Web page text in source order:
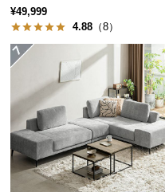
サ
ー
ビ
い
て
搬
グ 天然木フレーム 北欧
¥49,999
4.88 （8）